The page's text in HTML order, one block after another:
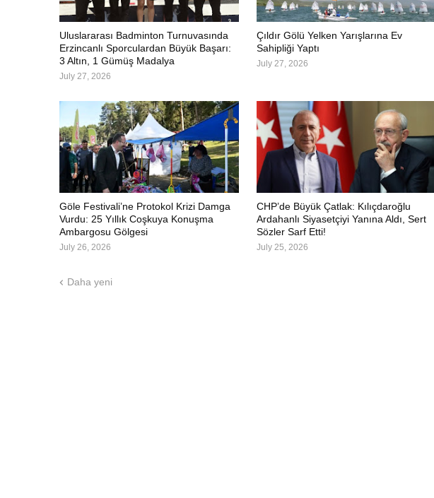
Uluslararası Badminton Turnuvasında
Erzincanlı Sporculardan Büyük Başarı:
3 Altın, 1 Gümüş Madalya
July 27, 2026
Çıldır Gölü Yelken Yarışlarına Ev
Sahipliği Yaptı
July 27, 2026
Göle Festivali’ne Protokol Krizi Damga
Vurdu: 25 Yıllık Coşkuya Konuşma
Ambargosu Gölgesi
July 26, 2026
CHP’de Büyük Çatlak: Kılıçdaroğlu
Ardahanlı Siyasetçiyi Yanına Aldı, Sert
Sözler Sarf Etti!
July 25, 2026
Daha yeni